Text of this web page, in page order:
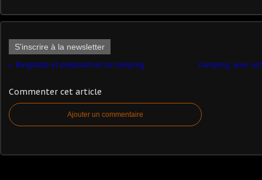
S'inscrire à la newsletter
Baignade et préparation du camping Camping, jeux,
Commenter cet article
Ajouter un commentaire